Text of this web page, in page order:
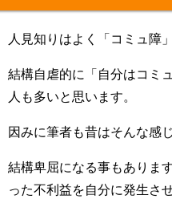
人見知りはよく「コミュ障
結構自虐的に「自分はコミ
人も多いと思います。
因みに筆者も昔はそんな感
結構卑屈になる事もありま
った不利益を自分に発生さ